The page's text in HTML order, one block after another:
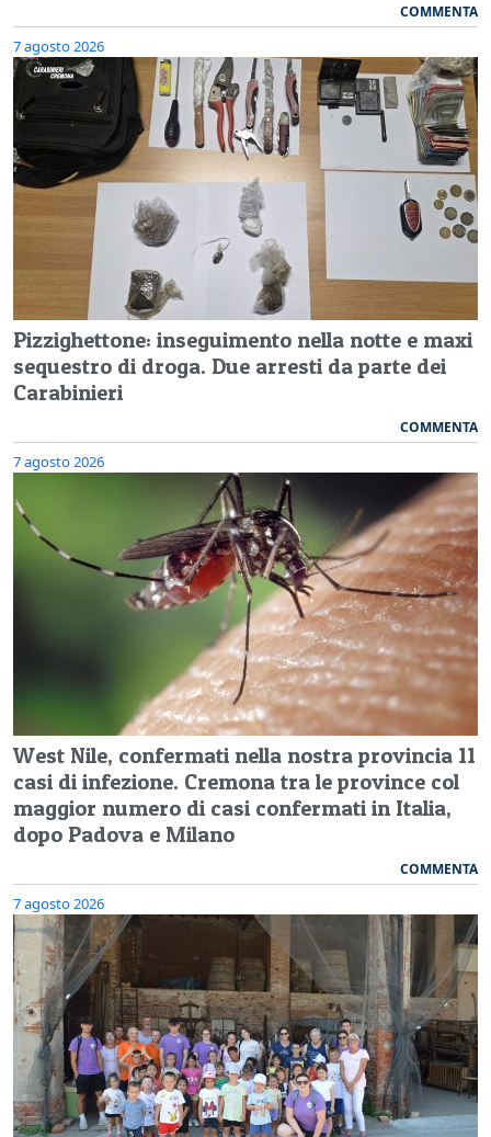
COMMENTA
7 agosto 2026
Pizzighettone: inseguimento nella notte e maxi
sequestro di droga. Due arresti da parte dei
Carabinieri
COMMENTA
7 agosto 2026
West Nile, confermati nella nostra provincia 11
casi di infezione. Cremona tra le province col
maggior numero di casi confermati in Italia,
dopo Padova e Milano
COMMENTA
7 agosto 2026